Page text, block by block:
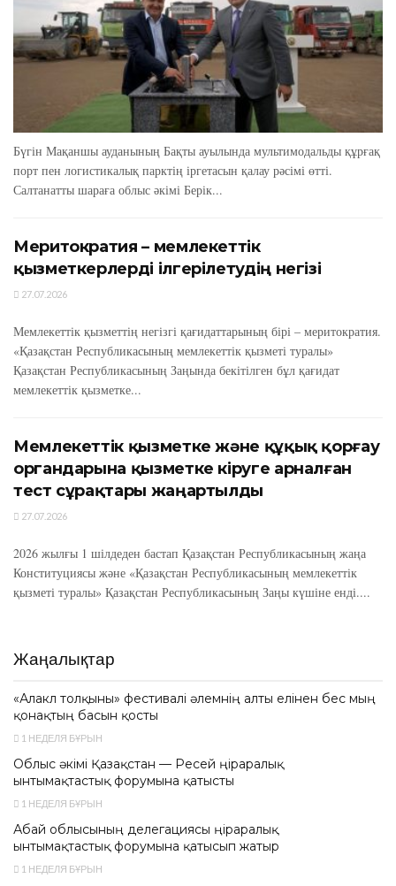
Бүгін Мақаншы ауданының Бақты ауылында мультимодальды құрғақ
порт пен логистикалық парктің іргетасын қалау рәсімі өтті.
Салтанатты шараға облыс әкімі Берік...
Меритократия – мемлекеттік
қызметкерлерді ілгерілетудің негізі
27.07.2026
Мемлекеттік қызметтің негізгі қағидаттарының бірі – меритократия.
«Қазақстан Республикасының мемлекеттік қызметі туралы»
Қазақстан Республикасының Заңында бекітілген бұл қағидат
мемлекеттік қызметке...
Мемлекеттік қызметке және құқық қорғау
органдарына қызметке кіруге арналған
тест сұрақтары жаңартылды
27.07.2026
2026 жылғы 1 шілдеден бастап Қазақстан Республикасының жаңа
Конституциясы және «Қазақстан Республикасының мемлекеттік
қызметі туралы» Қазақстан Республикасының Заңы күшіне енді....
Жаңалықтар
«Алакөл толқыны» фестивалі әлемнің алты елінен бес мың
қонақтың басын қосты
1 НЕДЕЛЯ БҰРЫН
Облыс әкімі Қазақстан — Ресей өңіраралық
ынтымақтастық форумына қатысты
1 НЕДЕЛЯ БҰРЫН
Абай облысының делегациясы өңіраралық
ынтымақтастық форумына қатысып жатыр
1 НЕДЕЛЯ БҰРЫН